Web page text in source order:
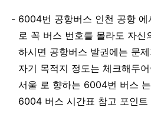
6004번 공항버스 인천 공항
로 꼭 버스 번호를 몰라도 자신
하시면 공항버스 발권에는 문
자기 목적지 정도는 체크해두
서울 로 향하는 6004번 버스
6004 버스 시간표 참고 포인트